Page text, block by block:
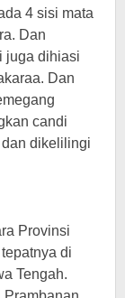
4 sisi mata
Dan
juga dihiasi
Dan
candi
dikelilingi
Provinsi
di
Tengah.